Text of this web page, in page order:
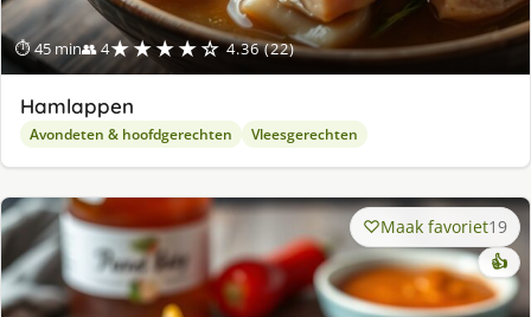
⏱ 45 min👥 4★★★★☆ 4.36 (22)
Hamlappen
Avondeten & hoofdgerechten Vleesgerechten
Maak favoriet19
👍